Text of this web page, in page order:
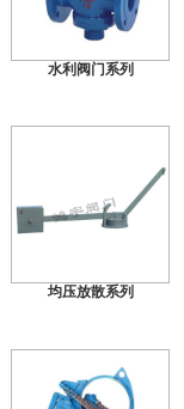
水利阀门系列
均压放散系列